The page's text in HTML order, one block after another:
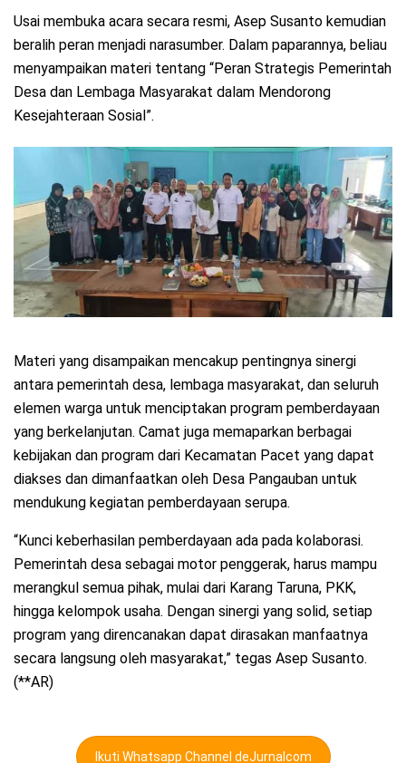
Usai membuka acara secara resmi, Asep Susanto kemudian
beralih peran menjadi narasumber. Dalam paparannya, beliau
menyampaikan materi tentang “Peran Strategis Pemerintah
Desa dan Lembaga Masyarakat dalam Mendorong
Kesejahteraan Sosial”.
Materi yang disampaikan mencakup pentingnya sinergi
antara pemerintah desa, lembaga masyarakat, dan seluruh
elemen warga untuk menciptakan program pemberdayaan
yang berkelanjutan. Camat juga memaparkan berbagai
kebijakan dan program dari Kecamatan Pacet yang dapat
diakses dan dimanfaatkan oleh Desa Pangauban untuk
mendukung kegiatan pemberdayaan serupa.
“Kunci keberhasilan pemberdayaan ada pada kolaborasi.
Pemerintah desa sebagai motor penggerak, harus mampu
merangkul semua pihak, mulai dari Karang Taruna, PKK,
hingga kelompok usaha. Dengan sinergi yang solid, setiap
program yang direncanakan dapat dirasakan manfaatnya
secara langsung oleh masyarakat,” tegas Asep Susanto.
(**AR)
Ikuti Whatsapp Channel deJurnalcom